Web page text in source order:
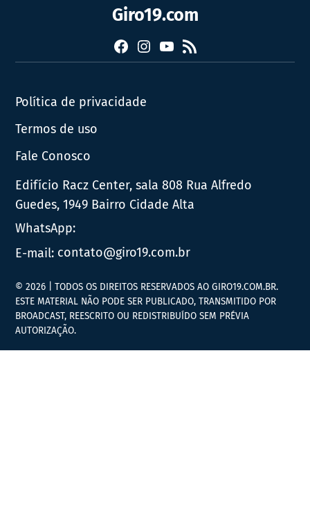
Giro19.com
FacebookInstagram
YouTube
RSS
Política de privacidade
Termos de uso
Fale Conosco
Edifício Racz Center, sala 808 Rua Alfredo
Guedes, 1949 Bairro Cidade Alta
WhatsApp:
E-mail: contato@giro19.com.br
© 2026 | TODOS OS DIREITOS RESERVADOS AO GIRO19.COM.BR.
ESTE MATERIAL NÃO PODE SER PUBLICADO, TRANSMITIDO POR
BROADCAST, REESCRITO OU REDISTRIBUÍDO SEM PRÉVIA
AUTORIZAÇÃO.